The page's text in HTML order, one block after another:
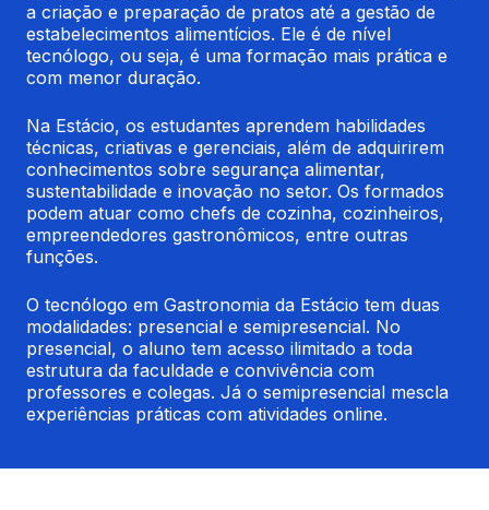
a criação e preparação de pratos até a gestão de
estabelecimentos alimentícios. Ele é de nível
tecnólogo, ou seja, é uma formação mais prática e
com menor duração.
Na Estácio, os estudantes aprendem habilidades
técnicas, criativas e gerenciais, além de adquirirem
conhecimentos sobre segurança alimentar,
sustentabilidade e inovação no setor. Os formados
podem atuar como chefs de cozinha, cozinheiros,
empreendedores gastronômicos, entre outras
funções.
O tecnólogo em Gastronomia da Estácio tem duas
modalidades: presencial e semipresencial. No
presencial, o aluno tem acesso ilimitado a toda
estrutura da faculdade e convivência com
professores e colegas. Já o semipresencial mescla
experiências práticas com atividades online.